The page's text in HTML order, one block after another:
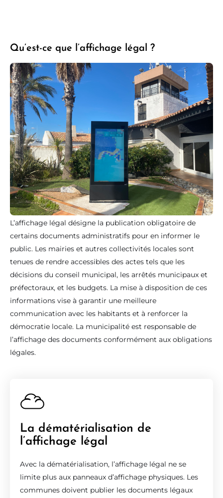
Qu’est-ce que l’affichage légal ?
L’affichage légal désigne la publication obligatoire de
certains documents administratifs pour en informer le
public. Les mairies et autres collectivités locales sont
tenues de rendre accessibles des actes tels que les
décisions du conseil municipal, les arrêtés municipaux et
préfectoraux, et les budgets. La mise à disposition de ces
informations vise à garantir une meilleure
communication avec les habitants et à renforcer la
démocratie locale. La municipalité est responsable de
l’affichage des documents conformément aux obligations
légales.
La dématérialisation de
l’affichage légal
Avec la dématérialisation, l’affichage légal ne se
limite plus aux panneaux d’affichage physiques. Les
communes doivent publier les documents légaux